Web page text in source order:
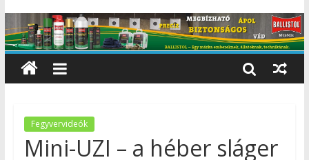
Fegyvervideók
Mini-UZI – a héber sláger